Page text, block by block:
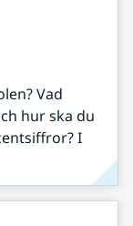
Vad
hur ska du
I